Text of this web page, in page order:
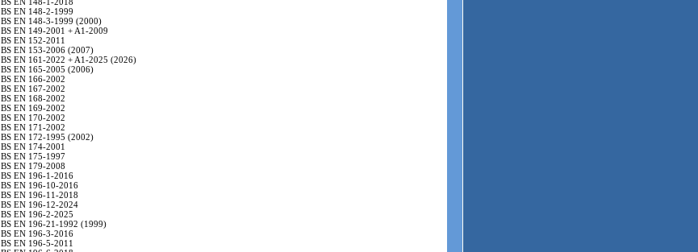
BS EN 148-2-1999
BS EN 148-3-1999 (2000)
BS EN 149-2001 + A1-2009
BS EN 152-2011
BS EN 153-2006 (2007)
BS EN 161-2022 + A1-2025 (2026)
BS EN 165-2005 (2006)
BS EN 166-2002
BS EN 167-2002
BS EN 168-2002
BS EN 169-2002
BS EN 170-2002
BS EN 171-2002
BS EN 172-1995 (2002)
BS EN 174-2001
BS EN 175-1997
BS EN 179-2008
BS EN 196-1-2016
BS EN 196-10-2016
BS EN 196-11-2018
BS EN 196-12-2024
BS EN 196-2-2025
BS EN 196-21-1992 (1999)
BS EN 196-3-2016
BS EN 196-5-2011